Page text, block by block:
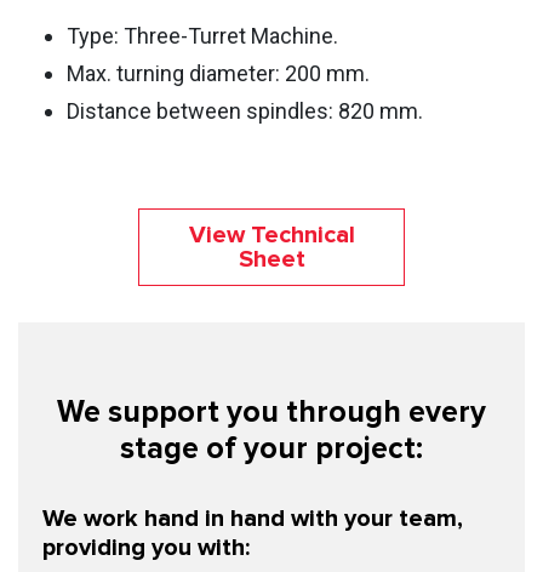
Type: Three-Turret Machine.
Max. turning diameter: 200 mm.
Distance between spindles: 820 mm.
View Technical
Sheet
We support you through every
stage of your project:
We work hand in hand with your team,
providing you with: